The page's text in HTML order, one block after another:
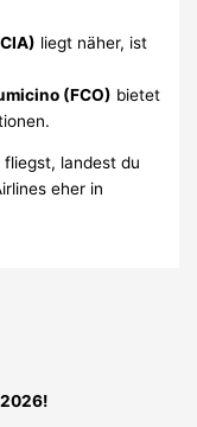
liegt näher, ist
(FCO) bietet
fliegst, landest du
eher in